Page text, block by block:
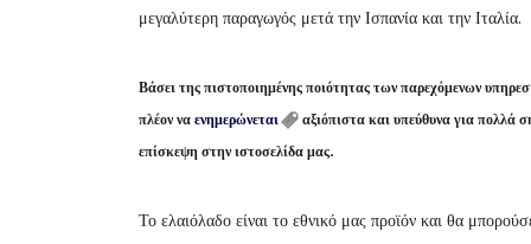
μεγαλύτερη παραγωγός μετά την Ισπανία και την Ιταλία.
Βάσει της πιστοποιημένης ποιότητας των παρεχόμενων
πλέον ναενημερώνεται
αξιόπιστα και υπεύθυνα για πολλά
επίσκεψη στην ιστοσελίδα μας.
Το ελαιόλαδο είναι το εθνικό μας προϊόν και θα